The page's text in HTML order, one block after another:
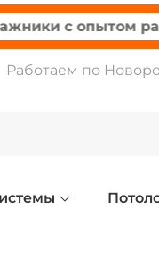
с опытом
Работаем по